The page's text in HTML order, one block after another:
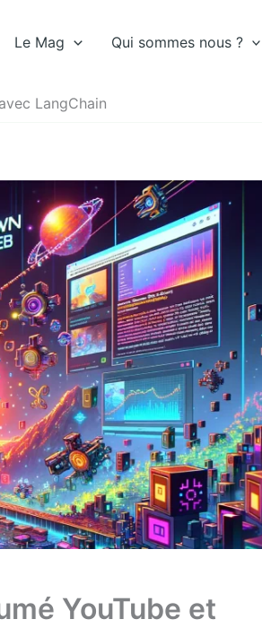
Le Mag Qui sommes nous ?
LangChain
YouTube et